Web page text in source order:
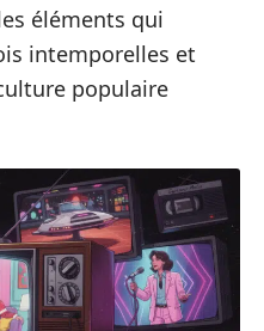
éléments qui
intemporelles et
populaire